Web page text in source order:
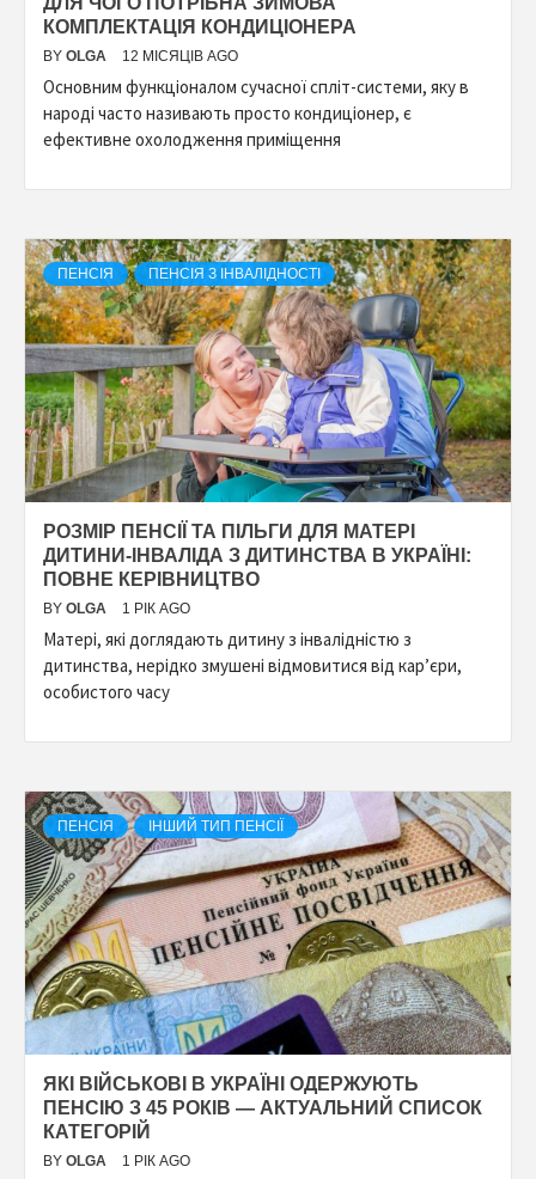
КОМПЛЕКТАЦІЯ КОНДИЦІОНЕРА
BY OLGA 12 МІСЯЦІВ AGO
Основним функціоналом сучасної спліт-системи, яку в
народі часто називають просто кондиціонер, є
ефективне охолодження приміщення
ПЕНСІЯ ПЕНСІЯ З ІНВАЛІДНОСТІ
РОЗМІР ПЕНСІЇ ТА ПІЛЬГИ ДЛЯ МАТЕРІ
ДИТИНИ-ІНВАЛІДА З ДИТИНСТВА В УКРАЇНІ:
ПОВНЕ КЕРІВНИЦТВО
BY OLGA 1 РІК AGO
Матері, які доглядають дитину з інвалідністю з
дитинства, нерідко змушені відмовитися від кар’єри,
особистого часу
ПЕНСІЯ ІНШИЙ ТИП ПЕНСІЇ
ЯКІ ВІЙСЬКОВІ В УКРАЇНІ ОДЕРЖУЮТЬ
ПЕНСІЮ З 45 РОКІВ — АКТУАЛЬНИЙ СПИСОК
КАТЕГОРІЙ
BY OLGA 1 РІК AGO